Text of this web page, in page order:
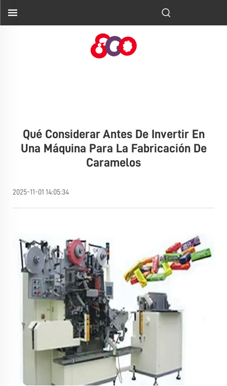
Qué Considerar Antes De Invertir En
Una Máquina Para La Fabricación De
Caramelos
2025-11-01 14:05:34